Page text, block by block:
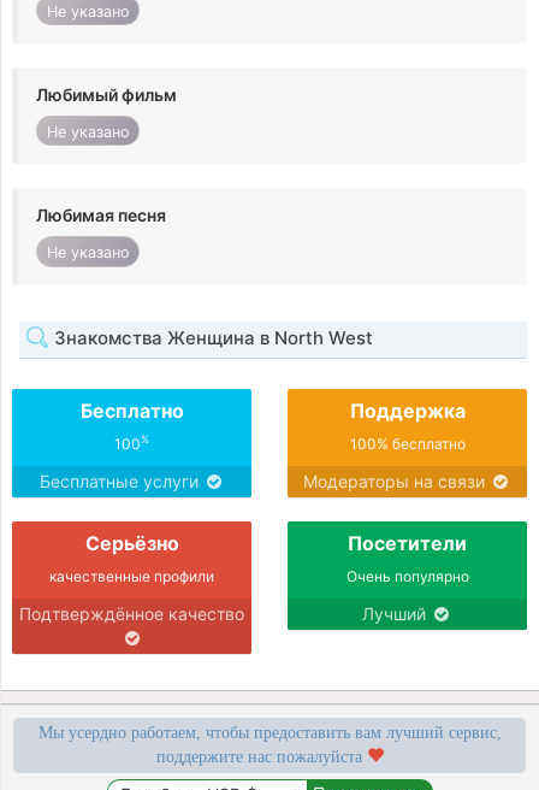
Не указано
Любимый фильм
Не указано
Любимая песня
Не указано
Знакомства Женщина в North West
Бесплатно
100%
Бесплатные услуги
Поддержка
100% бесплатно
Модераторы на связи
Серьёзно
качественные профили
Подтверждённое качество
Посетители
Очень популярно
Лучший
Мы усердно работаем, чтобы предоставить вам лучший сервис,
поддержите нас пожалуйста